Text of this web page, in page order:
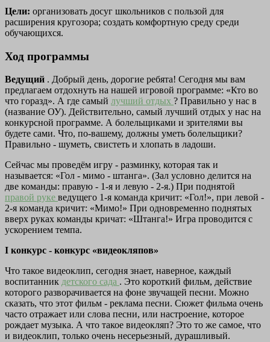
Цели: организовать досуг школьников с пользой для
расширения кругозора; создать комфортную среду среди
обучающихся.
Ход программы
Ведущий . Добрый день, дорогие ребята! Сегодня мы вам
предлагаем отдохнуть на нашей игровой программе: «Кто во
что горазд». А где самый лучший отдых ? Правильно у нас в
(название ОУ). Действительно, самый лучший отдых у нас на
конкурсной программе. А болельщиками и зрителями вы
будете сами. Что, по-вашему, должны уметь болельщики?
Правильно - шуметь, свистеть и хлопать в ладоши.
Сейчас мы проведём игру - разминку, которая так и
называется: «Гол - мимо - штанга». (Зал условно делится на
две команды: правую - 1-я и левую - 2-я.) При поднятой
правой руке ведущего 1-я команда кричит: «Гол!», при левой -
2-я команда кричит: «Мимо!» При одновременно поднятых
вверх руках команды кричат: «Штанга!» Игра проводится с
ускорением темпа.
I конкурс - конкурс «видеокляпов»
Что такое видеоклип, сегодня знает, наверное, каждый
воспитанник детского сада . Это короткий фильм, действие
которого разворачивается на фоне звучащей песни. Можно
сказать, что этот фильм - реклама песни. Сюжет фильма очень
часто отражает или слова песни, или настроение, которое
рождает музыка. А что такое видеокляп? Это то же самое, что
и видеоклип, только очень несерьезный, дурашливый.